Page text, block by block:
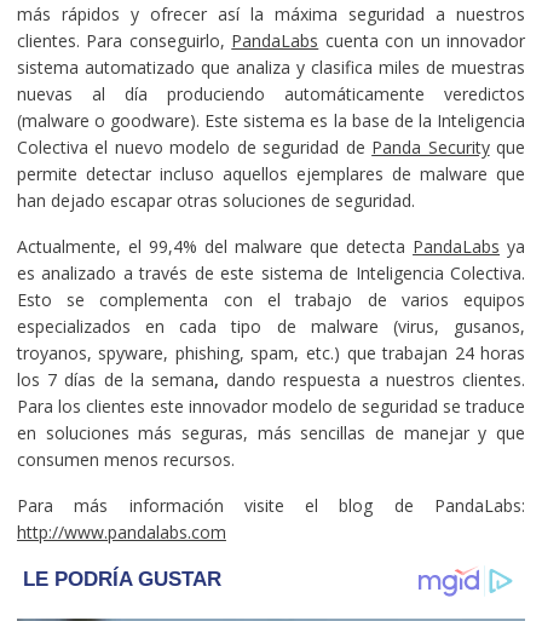
más rápidos y ofrecer así la máxima seguridad a nuestros
clientes. Para conseguirlo, PandaLabs cuenta con un innovador
sistema automatizado que analiza y clasifica miles de muestras
nuevas al día produciendo automáticamente veredictos
(malware o goodware). Este sistema es la base de la Inteligencia
Colectiva el nuevo modelo de seguridad de Panda Securityque
permite detectar incluso aquellos ejemplares de malware que
han dejado escapar otras soluciones de seguridad.
Actualmente, el 99,4% del malware que detecta PandaLabs ya
es analizado a través de este sistema de Inteligencia Colectiva.
Esto se complementa con el trabajo de varios equipos
especializados en cada tipo de malware (virus, gusanos,
troyanos, spyware, phishing, spam, etc.) que trabajan 24 horas
los 7 días de la semana, dando respuesta a nuestros clientes.
Para los clientes este innovador modelo de seguridad se traduce
en soluciones más seguras, más sencillas de manejar y que
consumen menos recursos.
Para más información visite el blog de PandaLabs:
http://www.pandalabs.com